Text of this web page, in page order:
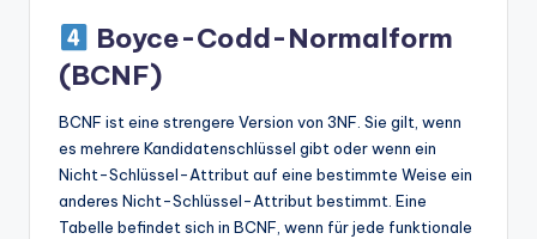
Boyce-Codd-Normalform
(BCNF)
BCNF ist eine strengere Version von 3NF. Sie gilt, wenn
es mehrere Kandidatenschlüssel gibt oder wenn ein
Nicht-Schlüssel-Attribut auf eine bestimmte Weise ein
anderes Nicht-Schlüssel-Attribut bestimmt. Eine
Tabelle befindet sich in BCNF, wenn für jede funktionale